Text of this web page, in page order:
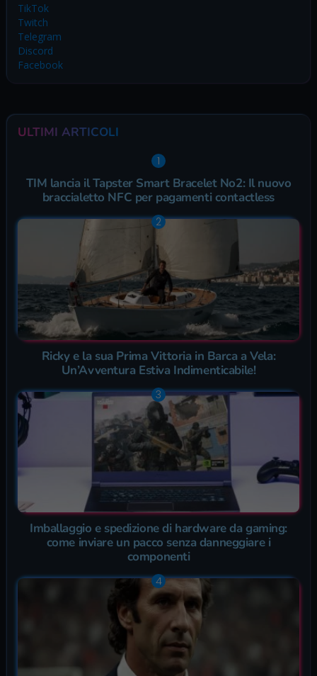
TikTok
Twitch
Telegram
Discord
Facebook
ULTIMI ARTICOLI
TIM lancia il Tapster Smart Bracelet No2: Il nuovo
braccialetto NFC per pagamenti contactless
Ricky e la sua Prima Vittoria in Barca a Vela:
Un’Avventura Estiva Indimenticabile!
Imballaggio e spedizione di hardware da gaming:
come inviare un pacco senza danneggiare i
componenti